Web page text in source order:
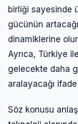
birliği sayesinde
gücünün
dinamiklerine
Ayrıca, Türkiye
gelecekte daha
aralayacağı
Söz konusu